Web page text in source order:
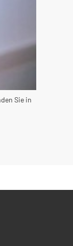
Sie in